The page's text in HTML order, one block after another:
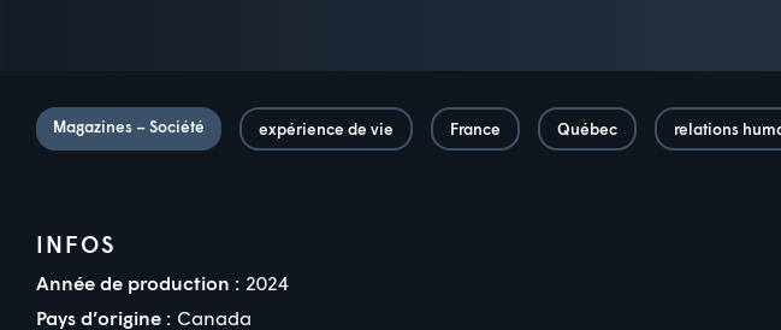
Magazines – Société expérience de vie France Québec relations
INFOS
Année de production : 2024
Pays d’origine : Canada